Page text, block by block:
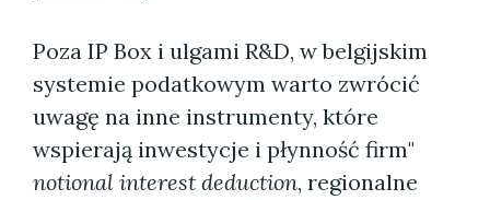
Poza IP Box i ulgami R&D, w belgijskim
systemie podatkowym warto zwrócić
uwagę na inne instrumenty, które
wspierają inwestycje i płynność firm"
notional interest deduction, regionalne